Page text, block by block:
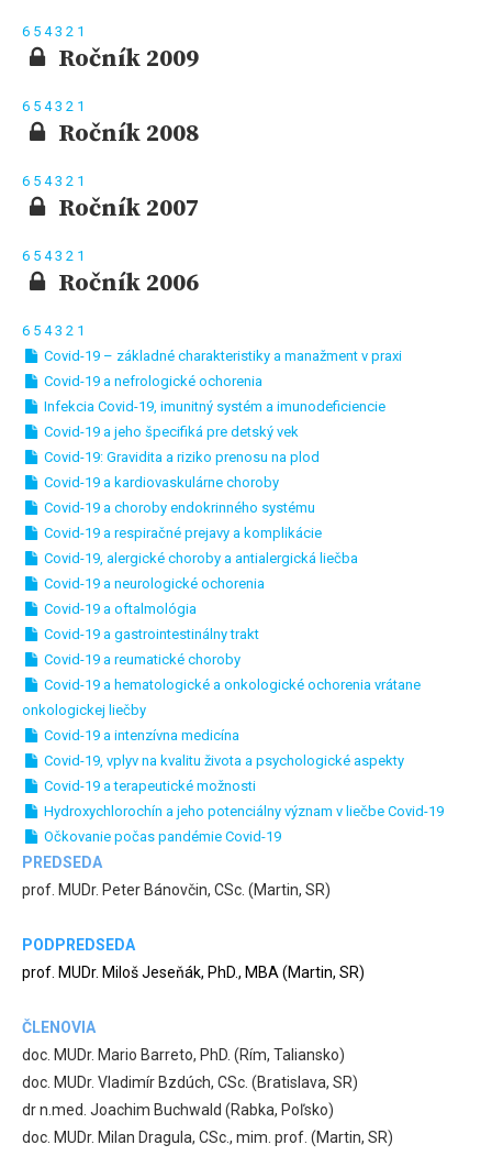
6 5 43 2 1
Ročník 2009
6 5 43 2 1
Ročník 2008
6 5 43 2 1
Ročník 2007
6 5 43 2 1
Ročník 2006
6 5 43 2 1
Covid-19 – základné charakteristiky a manažment v praxi
Covid-19 a nefrologické ochorenia
Infekcia Covid-19, imunitný systém a imunodeficiencie
Covid-19 a jeho špecifiká pre detský vek
Covid-19: Gravidita a riziko prenosu na plod
Covid-19 a kardiovaskulárne choroby
Covid-19 a choroby endokrinného systému
Covid-19 a respiračné prejavy a komplikácie
Covid-19, alergické choroby a antialergická liečba
Covid-19 a neurologické ochorenia
Covid-19 a oftalmológia
Covid-19 a gastrointestinálny trakt
Covid-19 a reumatické choroby
Covid-19 a hematologické a onkologické ochorenia vrátane
onkologickej liečby
Covid-19 a intenzívna medicína
Covid-19, vplyv na kvalitu života a psychologické aspekty
Covid-19 a terapeutické možnosti
Hydroxychlorochín a jeho potenciálny význam v liečbe Covid-19
Očkovanie počas pandémie Covid-19
PREDSEDA
prof. MUDr. Peter Bánovčin, CSc. (Martin, SR)
PODPREDSEDA
prof. MUDr. Miloš Jeseňák, PhD., MBA (Martin, SR)
ČLENOVIA
doc. MUDr. Mario Barreto, PhD. (Rím, Taliansko)
doc. MUDr. Vladimír Bzdúch, CSc. (Bratislava, SR)
dr n.med. Joachim Buchwald (Rabka, Poľsko)
doc. MUDr. Milan Dragula, CSc., mim. prof. (Martin, SR)